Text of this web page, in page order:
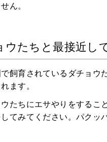
ん。
ウたちと最接近し
飼育されているダチョウ
ます。
たちにエサやりをするこ
てみてください。パクッ